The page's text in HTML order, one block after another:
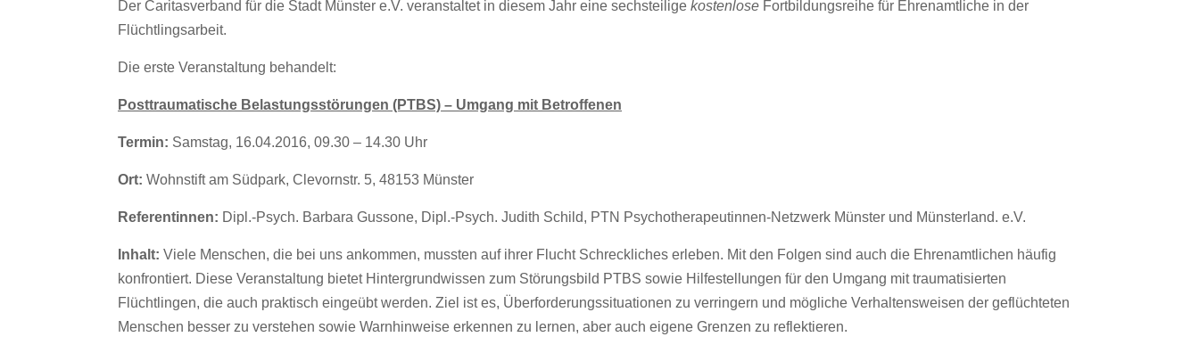
Der Caritasverband für die Stadt Münster e.V. veranstaltet in diesem Jahr eine sechsteiligekostenlose Fortbildungsreihe für Ehrenamtliche in der
Flüchtlingsarbeit.
Die erste Veranstaltung behandelt:
Posttraumatische Belastungsstörungen (PTBS) – Umgang mit Betroffenen
Termin: Samstag, 16.04.2016, 09.30 – 14.30 Uhr
Ort:Wohnstift am Südpark, Clevornstr. 5, 48153 Münster
Referentinnen: Dipl.-Psych. Barbara Gussone, Dipl.-Psych. Judith Schild, PTN Psychotherapeutinnen-Netzwerk Münster und Münsterland. e.V.
Inhalt:Viele Menschen, die bei uns ankommen, mussten auf ihrer Flucht Schreckliches erleben. Mit den Folgen sind auch die Ehrenamtlichen häufig
konfrontiert. Diese Veranstaltung bietet Hintergrundwissen zum Störungsbild PTBS sowie Hilfestellungen für den Umgang mit traumatisierten
Flüchtlingen, die auch praktisch eingeübt werden. Ziel ist es, Überforderungssituationen zu verringern und mögliche Verhaltensweisen der geflüchteten
Menschen besser zu verstehen sowie Warnhinweise erkennen zu lernen, aber auch eigene Grenzen zu reflektieren.